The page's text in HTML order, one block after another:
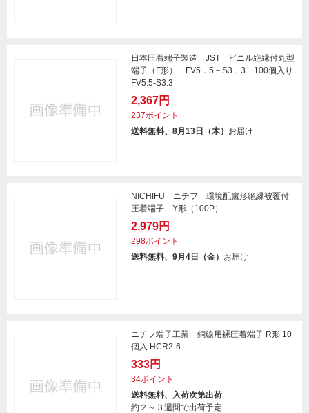
日本圧着端子製造 JST ビニル絶縁付丸型
端子（F形） FV5．5－S3．3 100個入り
FV5.5-S3.3
2,367円
237ポイント
送料無料、8月13日（木） お届け
NICHIFU ニチフ 環境配慮形絶縁被覆付
圧着端子 Y形（100P）
2,979円
298ポイント
送料無料、9月4日（金） お届け
ニチフ端子工業 銅線用裸圧着端子 R形 10
個入 HCR2-6
333円
34ポイント
送料無料、入荷次第出荷
約２～３週間で出荷予定